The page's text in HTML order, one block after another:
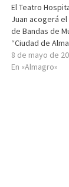
El Teatro
Juan acogerá
de Bandas de
“Ciudad de
8 de mayo de
En «Almagro»